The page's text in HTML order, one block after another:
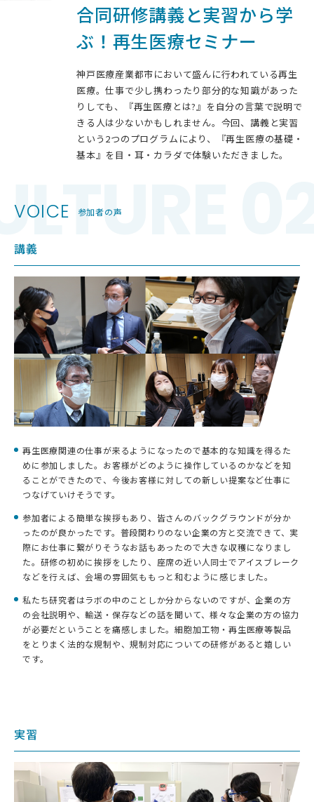
合同研修講義と実習から学
ぶ！ 再生医療セミナー
神戸医療産業都市において盛んに行われている再生
医療。仕事で少し携わったり部分的な知識があった
りしても、『再生医療とは?』を自分の言葉で説明で
きる人は少ないかもしれません。今回、講義と実習
という2つのプログラムにより、『再生医療の基礎・
基本』を目・耳・カラダで体験いただきました。
VOICE 参加者の声
講義
再生医療関連の仕事が来るようになったので基本的な知識を得るた
めに参加しました。お客様がどのように操作しているのかなどを知
ることができたので、今後お客様に対しての新しい提案など仕事に
つなげていけそうです。
参加者による簡単な挨拶もあり、皆さんのバックグラウンドが分か
ったのが良かったです。普段関わりのない企業の方と交流できて、実
際にお仕事に繋がりそうなお話もあったので大きな収穫になりまし
た。研修の初めに挨拶をしたり、座席の近い人同士でアイスブレーク
などを行えば、会場の雰囲気ももっと和むように感じました。
私たち研究者はラボの中のことしか分からないのですが、企業の方
の会社説明や、輸送・保存などの話を聞いて、様々な企業の方の協力
が必要だということを痛感しました。細胞加工物・再生医療等製品
をとりまく法的な規制や、規制対応についての研修があると嬉しい
です。
実習